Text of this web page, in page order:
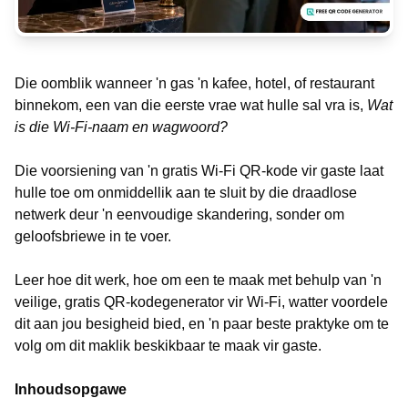
Die oomblik wanneer 'n gas 'n kafee, hotel, of restaurant
binnekom, een van die eerste vrae wat hulle sal vra is, Wat
is die Wi-Fi-naam en wagwoord?
Die voorsiening van 'n gratis Wi-Fi QR-kode vir gaste laat
hulle toe om onmiddellik aan te sluit by die draadlose
netwerk deur 'n eenvoudige skandering, sonder om
geloofsbriewe in te voer.
Leer hoe dit werk, hoe om een te maak met behulp van 'n
veilige, gratis QR-kodegenerator vir Wi-Fi, watter voordele
dit aan jou besigheid bied, en 'n paar beste praktyke om te
volg om dit maklik beskikbaar te maak vir gaste.
Inhoudsopgawe